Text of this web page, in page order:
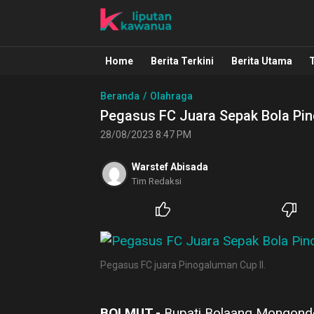
Liputan Kawanua
Berita Manado, Sulawesi Utara,
Home Berita Terkini Berita Utama
Beranda Olahraga
Pegasus FC Juara Sepak Bola
28/08/2023 8:47 PM
Warstef Abisada
Tim Redaksi
Pegasus FC juara Pinogaluman Cup II.